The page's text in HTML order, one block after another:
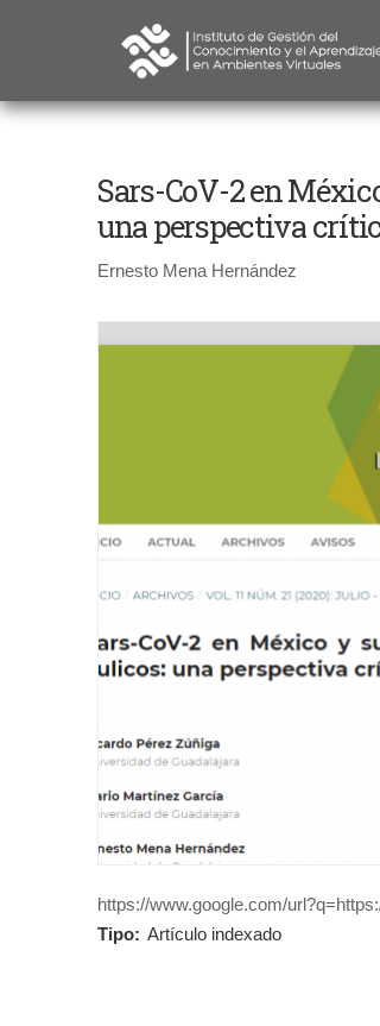
Sars-CoV-2 en
una perspectiva
Ernesto Mena Hernández
https://www.google.com/
Tipo: Artículo indexado